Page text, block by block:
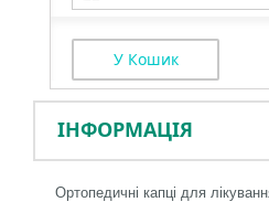
У Кошик
ІНФОРМАЦІЯ
Ортопедичні капці для